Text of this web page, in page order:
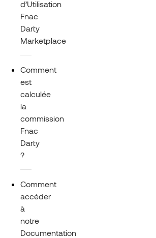
d’Utilisation
Fnac
Darty
Marketplace
Comment
est
calculée
la
commission
Fnac
Darty
?
Comment
accéder
à
notre
Documentation